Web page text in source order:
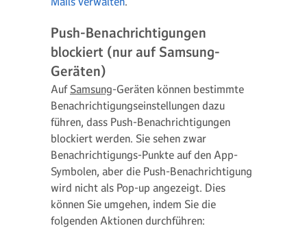
Push-Benachrichtigungen
blockiert (nur auf Samsung-
Geräten)
Auf Samsung-Geräten können bestimmte
Benachrichtigungseinstellungen dazu
führen, dass Push-Benachrichtigungen
blockiert werden. Sie sehen zwar
Benachrichtigungs-Punkte auf den App-
Symbolen, aber die Push-Benachrichtigung
wird nicht als Pop-up angezeigt. Dies
können Sie umgehen, indem Sie die
folgenden Aktionen durchführen: